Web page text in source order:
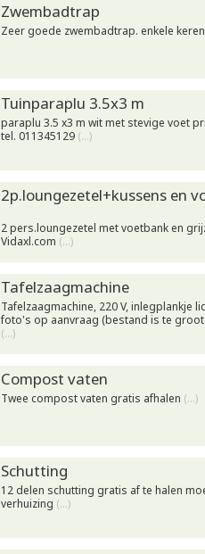
Zwembadtrap
Zeer goede zwembadtrap. enkele
Tuinparaplu 3.5x3 m
paraplu 3.5 x3 m wit met stevige voet
tel. 011345129 (…)
2p.loungezetel+kussens en
2 pers.loungezetel met voetbank en
Vidaxl.com (…)
Tafelzaagmachine
Tafelzaagmachine, 220 V, inlegplankje
foto's op aanvraag (bestand is te
(…)
Compost vaten
Twee compost vaten gratis afhalen (…)
Schutting
12 delen schutting gratis af te halen
verhuizing (…)